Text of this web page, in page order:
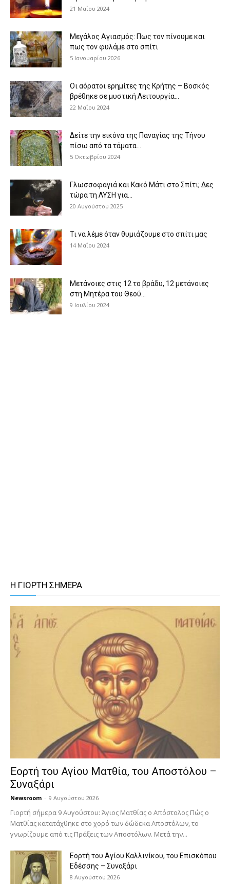
21 Μαΐου 2024
Μεγάλος Αγιασμός: Πως τον πίνουμε και
πως τον φυλάμε στο σπίτι
5 Ιανουαρίου 2026
Οι αόρατοι ερημίτες της Κρήτης – Βοσκός
βρέθηκε σε μυστική Λειτουργία...
22 Μαΐου 2024
Δείτε την εικόνα της Παναγίας της Τήνου
πίσω από τα τάματα...
5 Οκτωβρίου 2024
Γλωσσοφαγιά και Κακό Μάτι στο Σπίτι; Δες
τώρα τη ΛΥΣΗ για...
20 Αυγούστου 2025
Τι να λέμε όταν θυμιάζουμε στο σπίτι μας
14 Μαΐου 2024
Μετάνοιες στις 12 το βράδυ, 12 μετάνοιες
στη Μητέρα του Θεού...
9 Ιουλίου 2024
Η ΓΙΟΡΤΗ ΣΗΜΕΡΑ
Εορτή του Αγίου Ματθία, του Αποστόλου –
Συναξάρι
Newsroom - 9 Αυγούστου 2026
Γιορτή σήμερα 9 Αυγούστου: Άγιος Ματθίας ο Απόστολος Πώς ο
Ματθίας κατατάχθηκε στο χορό των δώδεκα Αποστόλων, το
γνωρίζουμε από τις Πράξεις των Αποστόλων. Μετά την...
Εορτή του Αγίου Καλλινίκου, του Επισκόπου
Εδέσσης – Συναξάρι
8 Αυγούστου 2026